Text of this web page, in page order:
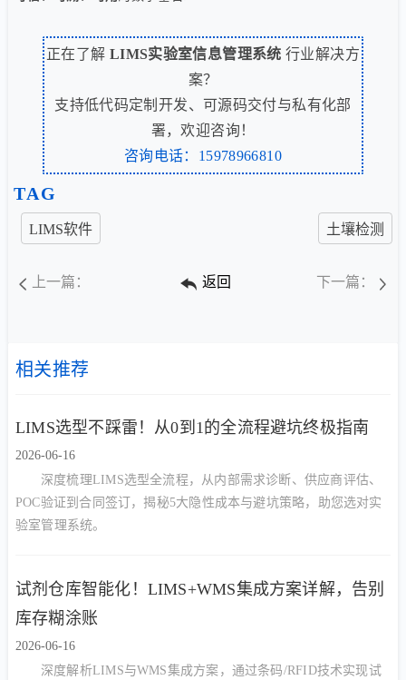
正在了解 LIMS实验室信息管理系统 行业解决方
案？
支持低代码定制开发、可源码交付与私有化部
署，欢迎咨询！
咨询电话：15978966810
TAG
LIMS软件 土壤检测
上一篇： 返回 下一篇：
相关推荐
LIMS选型不踩雷！从0到1的全流程避坑终极指南
2026-06-16
深度梳理LIMS选型全流程，从内部需求诊断、供应商评估、
POC验证到合同签订，揭秘5大隐性成本与避坑策略，助您选对实
验室管理系统。
试剂仓库智能化！LIMS+WMS集成方案详解，告别
库存糊涂账
2026-06-16
深度解析LIMS与WMS集成方案，通过条码/RFID技术实现试